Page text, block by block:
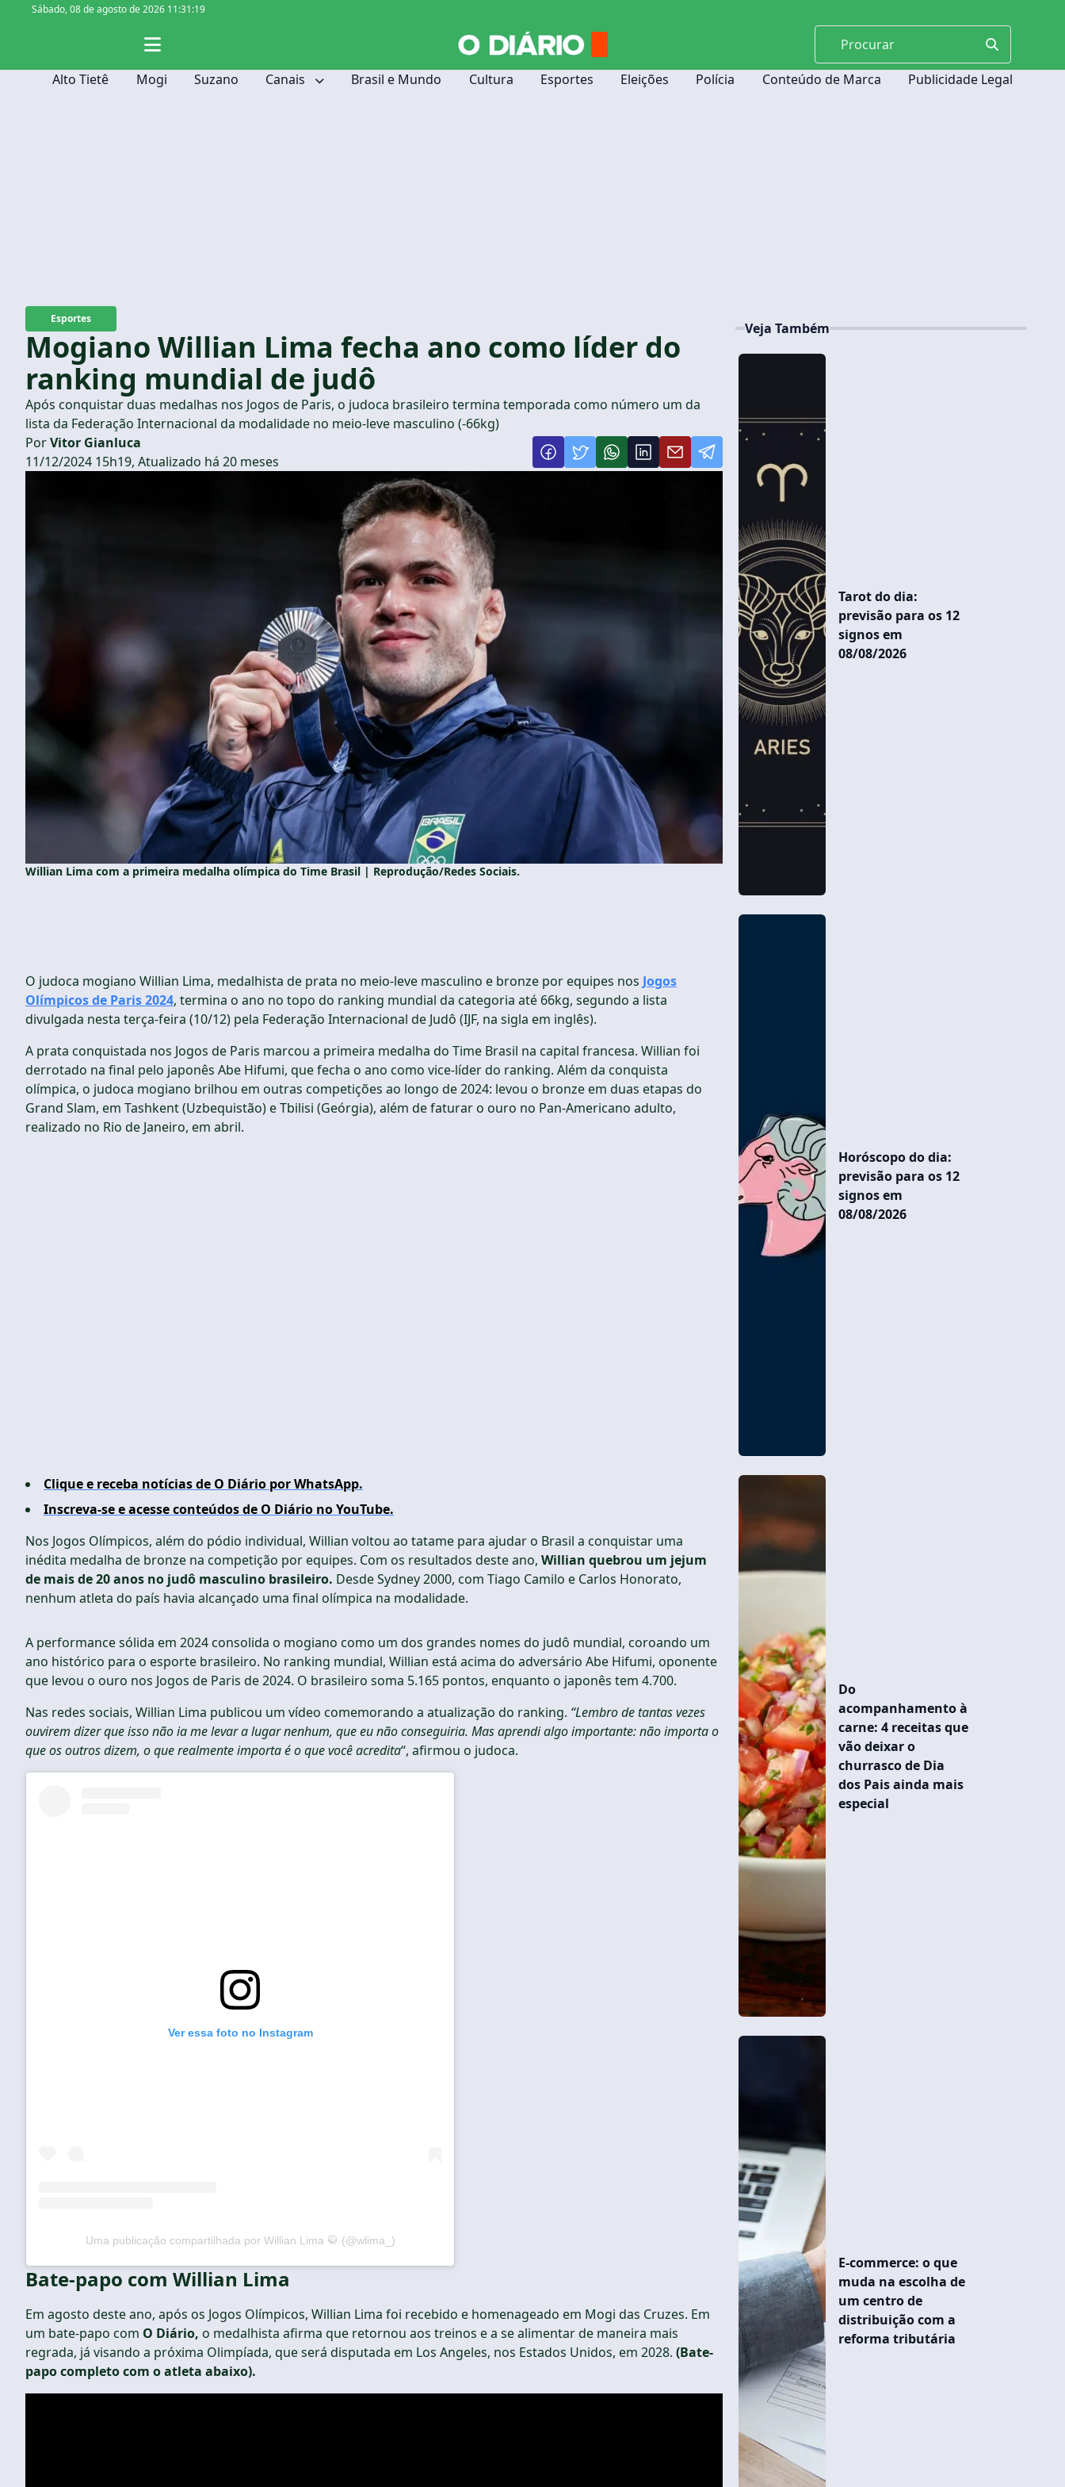
Sábado,08 de agosto de 2026 11:31:20
Alto Tietê Mogi Suzano Canais Brasil e Mundo Cultura Esportes Eleições Polícia Conteúdo de Marca Publicidade Legal
Esportes
Mogiano Willian Lima fecha ano como líder do
ranking mundial de judô
Após conquistar duas medalhas nos Jogos de Paris, o judoca brasileiro termina temporada como número um da
lista da Federação Internacional da modalidade no meio-leve masculino (-66kg)
PorVitor Gianluca
11/12/2024 15h19, Atualizado há 20 meses
Willian Lima com a primeira medalha olímpica do Time Brasil | Reprodução/Redes Sociais.
O judoca mogiano Willian Lima, medalhista de prata no meio-leve masculino e bronze por equipes nos Jogos
Olímpicos de Paris 2024, termina o ano no topo do ranking mundial da categoria até 66kg, segundo a lista
divulgada nesta terça-feira (10/12) pela Federação Internacional de Judô (IJF, na sigla em inglês).
A prata conquistada nos Jogos de Paris marcou a primeira medalha do Time Brasil na capital francesa. Willian foi
derrotado na final pelo japonês Abe Hifumi, que fecha o ano como vice-líder do ranking. Além da conquista
olímpica, o judoca mogiano brilhou em outras competições ao longo de 2024: levou o bronze em duas etapas do
Grand Slam, em Tashkent (Uzbequistão) e Tbilisi (Geórgia), além de faturar o ouro no Pan-Americano adulto,
realizado no Rio de Janeiro, em abril.
Clique e receba notícias de O Diário por WhatsApp.
Inscreva-se e acesse conteúdos de O Diário no YouTube.
Nos Jogos Olímpicos, além do pódio individual, Willian voltou ao tatame para ajudar o Brasil a conquistar uma
inédita medalha de bronze na competição por equipes. Com os resultados deste ano, Willian quebrou um jejum
de mais de 20 anos no judô masculino brasileiro. Desde Sydney 2000, com Tiago Camilo e Carlos Honorato,
nenhum atleta do país havia alcançado uma final olímpica na modalidade.
A performance sólida em 2024 consolida o mogiano como um dos grandes nomes do judô mundial, coroando um
ano histórico para o esporte brasileiro. No ranking mundial, Willian está acima do adversário Abe Hifumi, oponente
que levou o ouro nos Jogos de Paris de 2024. O brasileiro soma 5.165 pontos, enquanto o japonês tem 4.700.
Nas redes sociais, Willian Lima publicou um vídeo comemorando a atualização do ranking. “Lembro de tantas vezes
ouvirem dizer que isso não ia me levar a lugar nenhum, que eu não conseguiria. Mas aprendi algo importante: não importa o
que os outros dizem, o que realmente importa é o que você acredita“, afirmou o judoca.
Ver essa foto no Instagram
Uma publicação compartilhada por Willian Lima 🥋 (@wlima_)
Bate-papo com Willian Lima
Em agosto deste ano, após os Jogos Olímpicos, Willian Lima foi recebido e homenageado em Mogi das Cruzes. Em
um bate-papo com O Diário, o medalhista afirma que retornou aos treinos e a se alimentar de maneira mais
regrada, já visando a próxima Olimpíada, que será disputada em Los Angeles, nos Estados Unidos, em 2028. (Bate-
papo completo com o atleta abaixo).
Veja Também
Tarot do dia:
previsão para os 12
signos em
08/08/2026
Horóscopo do dia:
previsão para os 12
signos em
08/08/2026
Do
acompanhamento à
carne: 4 receitas que
vão deixar o
churrasco de Dia
dos Pais ainda mais
especial
E-commerce: o que
muda na escolha de
um centro de
distribuição com a
reforma tributária